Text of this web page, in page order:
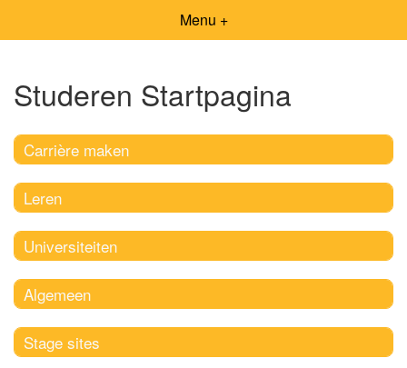
Menu +
Studeren Startpagina
Carrière maken
Leren
Universiteiten
Algemeen
Stage sites